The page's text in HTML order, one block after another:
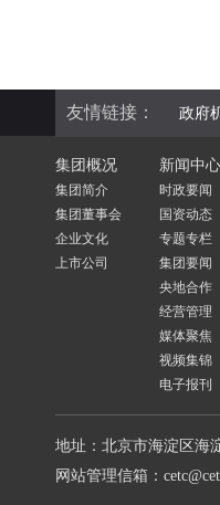
友情链接： 政府
集团概况
集团简介
集团董事会
企业文化
上市公司
新闻中心
时政要闻
国资动态
专题专栏
集团要闻
央地合作
经营管理
媒体聚焦
视频集锦
电子报刊
地址：北京市海淀区海
网站管理信箱：